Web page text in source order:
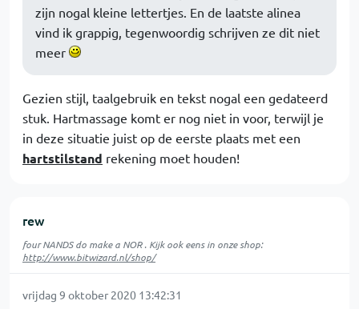
zijn nogal kleine lettertjes. En de laatste alinea
vind ik grappig, tegenwoordig schrijven ze dit niet
meer
Gezien stijl, taalgebruik en tekst nogal een gedateerd
stuk. Hartmassage komt er nog niet in voor, terwijl je
in deze situatie juist op de eerste plaats met een
hartstilstand rekening moet houden!
rew
four NANDS do make a NOR . Kijk ook eens in onze shop:
http://www.bitwizard.nl/shop/
vrijdag 9 oktober 2020 13:42:31